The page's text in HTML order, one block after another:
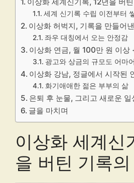
세계 신기록 수립 이전부터
이상화 허벅지, 기록을 만들어
좌우 대칭에서 오는 안정감
이상화 연금, 월 100만 원 이상
광고와 상금의 규모도 어마
이상화 강남, 정글에서 시작된
화기애애한 젊은 부부의 삶
은퇴 후 눈물, 그리고 새로운 일
글을 마치며
이상화 세계신
을 버틴 기록의